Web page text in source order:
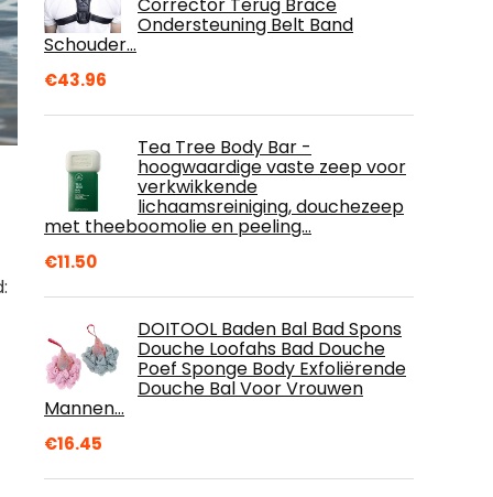
Ondersteuning Belt Band
Schouder…
€43.96
Tea Tree Body Bar -
hoogwaardige vaste zeep voor
verkwikkende
lichaamsreiniging, douchezeep
met theeboomolie en peeling…
€11.50
DOITOOL Baden Bal Bad Spons
Douche Loofahs Bad Douche
Poef Sponge Body Exfoliërende
Douche Bal Voor Vrouwen
Mannen…
€16.45